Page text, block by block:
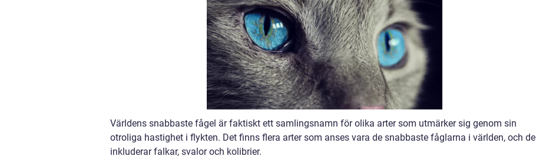
Världens snabbaste fågel är faktiskt ett samlingsnamn för olika arter som utmärker sig genom sin
otroliga hastighet i flykten. Det finns flera arter som anses vara de snabbaste fåglarna i världen, och de
inkluderar falkar, svalor och kolibrier.